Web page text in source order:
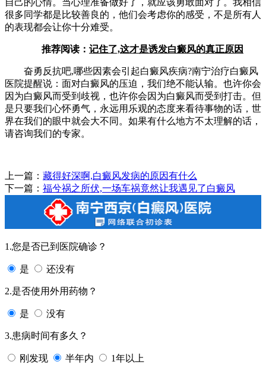
很多同学都是比较善良的，他们会考虑你的感受，不是所有人
的表现都会让你十分难受。
推荐阅读： 记住了,这才是诱发白癜风的真正原因
奋勇反抗吧,哪些因素会引起白癜风疾病?南宁治疗白癜风
医院提醒说：面对白癜风的压迫，我们绝不能认输。也许你会
因为白癜风而受到歧视，也许你会因为白癜风而受到打击。但
是只要我们心怀勇气，永远用乐观的态度来看待事物的话，世
界在我们的眼中就会大不同。如果有什么地方不太理解的话，
请咨询我们的专家。
上一篇： 藏得好深啊,白癜风发病的原因有什么
下一篇： 福兮祸之所伏,一场车祸竟然让我遇见了白癜风
1.您是否已到医院确诊？
是 还没有
2.是否使用外用药物？
是 没有
3.患病时间有多久？
刚发现 半年内 1年以上